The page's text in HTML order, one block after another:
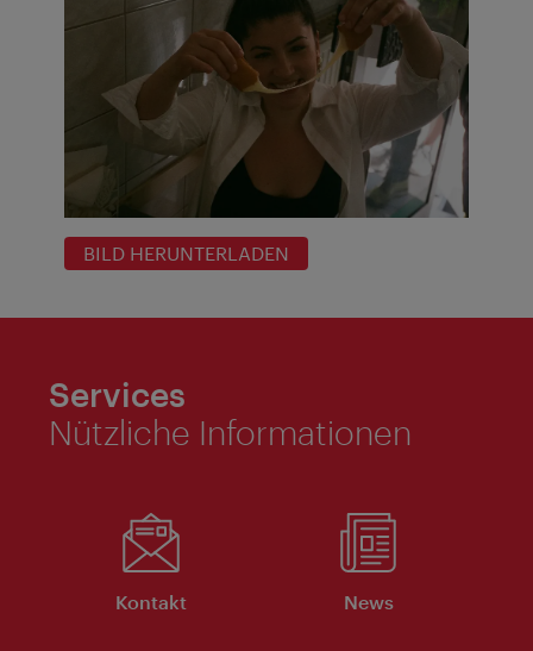
BILD HERUNTERLADEN
Services
Nützliche Informationen
Kontakt News